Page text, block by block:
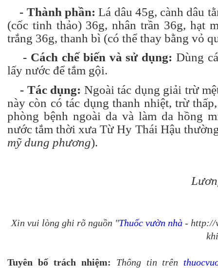
- Thành phần: Lá dâu 45g, cành dâu
(cốc tinh thảo) 36g, nhân trần 36g, hạt
trắng 36g, thanh bì (có thể thay bằng vỏ
- Cách chế biến và sử dụng: Dùng
lấy nước để tắm gội.
- Tác dụng: Ngoài tác dụng giải trừ
này còn có tác dụng thanh nhiệt, trừ
phòng bệnh ngoài da và làm da hồng
nước tắm thời xưa Từ Hy Thái Hậu
mỹ dung phương).
Xin vui lòng ghi rõ nguồn "Thuốc vườn nhà - http://
Tuyên bố trách nhiệm: Thông tin trên